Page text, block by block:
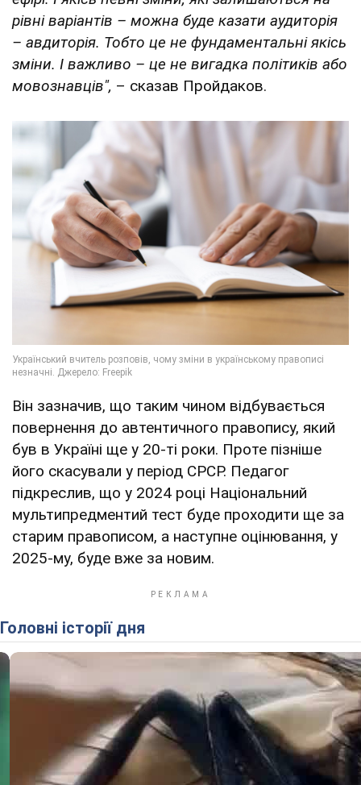
рівні варіантів – можна буде казати аудиторія
– авдиторія. Тобто це не фундаментальні якісь
зміни. І важливо – це не вигадка політиків або
мовознавців", – сказав Пройдаков.
Він зазначив, що таким чином відбувається
повернення до автентичного правопису, який
був в Україні ще у 20-ті роки. Проте пізніше
його скасували у період СРСР. Педагог
підкреслив, що у 2024 році Національний
мультипредментий тест буде проходити ще за
старим правописом, а наступне оцінювання, у
2025-му, буде вже за новим.
Головні історії дня